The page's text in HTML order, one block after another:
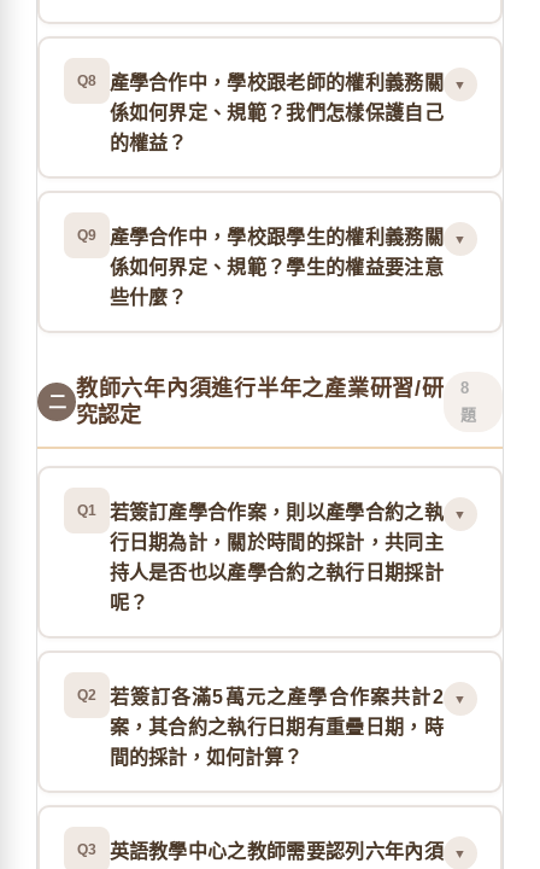
Q8
產學合作中，學校跟老師的權利義務關
係如何界定、規範？我們怎樣保護自己
的權益？
▼
Q9
產學合作中，學校跟學生的權利義務關
係如何界定、規範？學生的權益要注意
些什麼？
▼
二
教師六年內須進行半年之產業研習/研
究認定
8
題
Q1
若簽訂產學合作案，則以產學合約之執
行日期為計，關於時間的採計，共同主
持人是否也以產學合約之執行日期採計
呢？
▼
Q2
若簽訂各滿5萬元之產學合作案共計2
案，其合約之執行日期有重疊日期，時
間的採計，如何計算？
▼
Q3
英語教學中心之教師需要認列六年內須
▼